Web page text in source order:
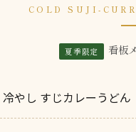
COLD SUJI-
夏季限定 看板
冷やし すじカレーうどん